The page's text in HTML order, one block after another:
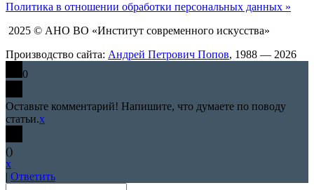
Политика в отношении обработки персональных данных »
2025 © АНО ВО «Институт современного искусства»
Производство сайта: Андрей Петрович Попов, 1988 — 2026
0
Оставьте комментарий! Напишите, что думаете по поводу
статьи.x
()
x
| Ответить